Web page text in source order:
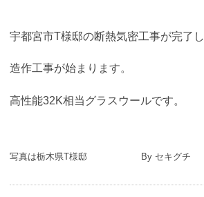
宇都宮市T様邸の断熱気密工事が完了し
造作工事が始まります。
高性能32K相当グラスウールです。
写真は栃木県T様邸 By セキグチ